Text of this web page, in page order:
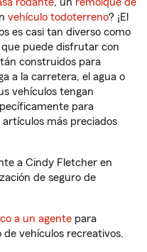
vehículo todoterreno? ¡El
es casi tan diverso como
puede disfrutar con
construidos para
a la carretera, el agua o
vehículos tengan
para
más preciados
a Cindy Fletcher en
de seguro de
a un agente para
vehículos recreativos.